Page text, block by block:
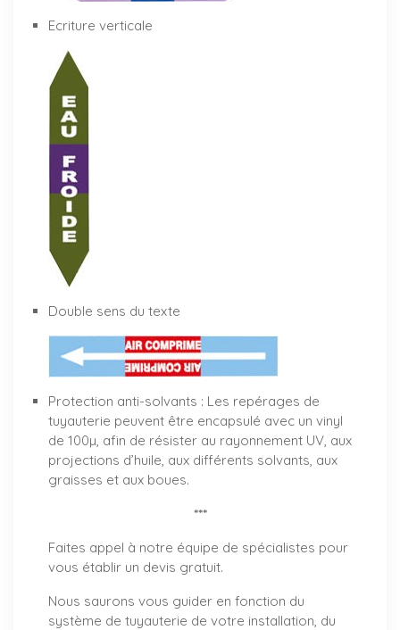
Ecriture verticale
Double sens du texte
Protection anti-solvants : Les repérages de
tuyauterie peuvent être encapsulé avec un vinyl
de 100µ, afin de résister au rayonnement UV, aux
projections d’huile, aux différents solvants, aux
graisses et aux boues.
***
Faites appel à notre équipe de spécialistes pour
vous établir un devis gratuit.
Nous saurons vous guider en fonction du
système de tuyauterie de votre installation, du